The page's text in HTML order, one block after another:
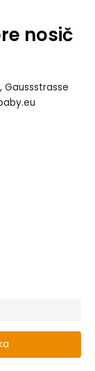
nosič
Gaussstrasse